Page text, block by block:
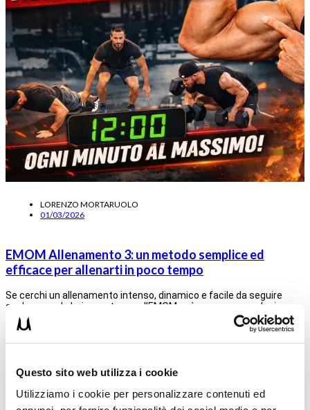
Questo sito web utilizza i cookie
Utilizziamo i cookie per personalizzare contenuti ed
LORENZO MORTARUOLO
01/03/2026
EMOM Allenamento 3: un metodo semplice ed
efficace per allenarti in poco tempo
Se cerchi un allenamento intenso, dinamico e facile da seguire
anche quando hai poco tempo, l’EMOM può essere una soluzione…
Leggi tutto